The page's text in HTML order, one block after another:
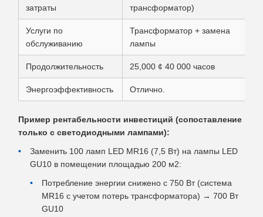
затраты
трансформатор)
Услуги по
обслуживанию
Трансформатор + замена
лампы
Продолжительность 25,000 ¢ 40 000 часов
Энергоэффективность Отлично.
Пример рентабельности инвестиций (сопоставление
только с светодиодными лампами):
Заменить 100 ламп LED MR16 (7,5 Вт) на лампы LED
GU10 в помещении площадью 200 м2:
Потребление энергии снижено с 750 Вт (система
MR16 с учетом потерь трансформатора) → 700 Вт
GU10